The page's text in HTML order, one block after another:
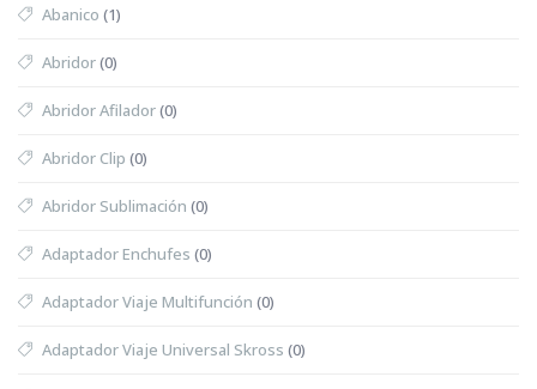
Abanico (1)
Abridor(0)
Abridor Afilador(0)
Abridor Clip (0)
Abridor Sublimación (0)
Adaptador Enchufes (0)
Adaptador Viaje Multifunción (0)
Adaptador Viaje Universal Skross (0)